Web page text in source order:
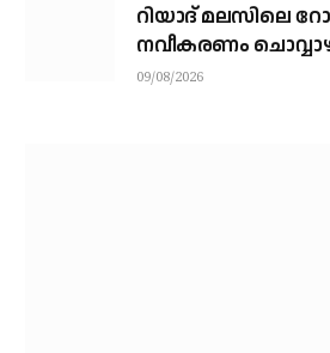
റിയാദ് മലസിലെ
നവീകരണം
09/08/2026